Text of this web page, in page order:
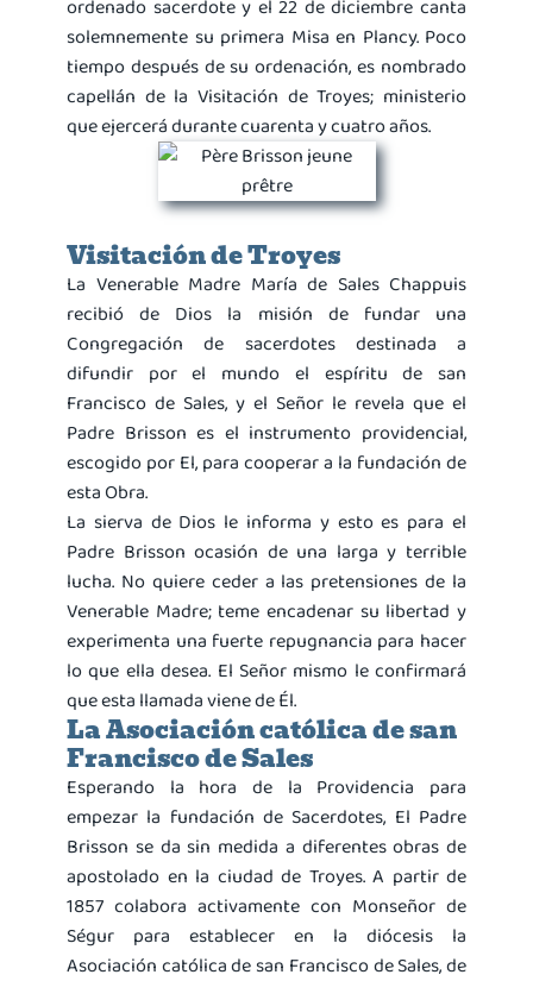
ordenado sacerdote y el 22 de diciembre canta
solemnemente su primera Misa en Plancy. Poco
tiempo después de su ordenación, es nombrado
capellán de la Visitación de Troyes; ministerio
que ejercerá durante cuarenta y cuatro años.
Visitación de Troyes
La Venerable Madre María de Sales Chappuis
recibió de Dios la misión de fundar una
Congregación de sacerdotes destinada a
difundir por el mundo el espíritu de san
Francisco de Sales, y el Señor le revela que el
Padre Brisson es el instrumento providencial,
escogido por El, para cooperar a la fundación de
esta Obra.
La sierva de Dios le informa y esto es para el
Padre Brisson ocasión de una larga y terrible
lucha. No quiere ceder a las pretensiones de la
Venerable Madre; teme encadenar su libertad y
experimenta una fuerte repugnancia para hacer
lo que ella desea. El Señor mismo le confirmará
que esta llamada viene de Él.
La Asociación católica de san
Francisco de Sales
Esperando la hora de la Providencia para
empezar la fundación de Sacerdotes, El Padre
Brisson se da sin medida a diferentes obras de
apostolado en la ciudad de Troyes. A partir de
1857 colabora activamente con Monseñor de
Ségur para establecer en la diócesis la
Asociación católica de san Francisco de Sales, de